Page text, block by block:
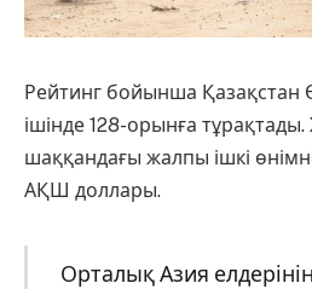
Рейтинг бойынша Қазақстан
ішінде 128-орынға
шаққандағы жалпы ішкі
АҚШ доллары.
Орталық Азия